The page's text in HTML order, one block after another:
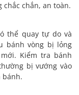
chắn, an toàn.
thể quay tự do và
bánh vòng bị lỏng
Kiểm tra bánh
bị vướng vào
bánh.